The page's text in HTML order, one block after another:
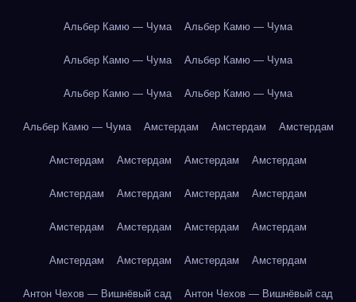
Альбер Камю — Чума Альбер Камю — Чума
Альбер Камю — Чума Альбер Камю — Чума
Альбер Камю — Чума Альбер Камю — Чума
Альбер Камю — Чума Амстердам Амстердам Амстердам
Амстердам Амстердам Амстердам Амстердам
Амстердам Амстердам Амстердам Амстердам
Амстердам Амстердам Амстердам Амстердам
Амстердам Амстердам Амстердам Амстердам
Антон Чехов — Вишнёвый сад Антон Чехов — Вишнёвый сад